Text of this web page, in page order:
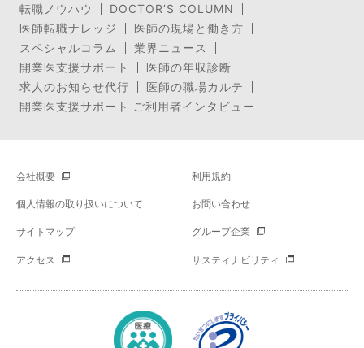
転職ノウハウ
DOCTOR’S COLUMN
医師転職ナレッジ
医師の現場と働き方
スペシャルコラム
業界ニュース
開業医支援サポート
医師の年収診断
求人のお知らせ代行
医師の職場カルテ
開業医支援サポート ご利用者インタビュー
会社概要 利用規約
個人情報の取り扱いについて お問い合わせ
サイトマップ グループ企業
アクセス サスティナビリティ